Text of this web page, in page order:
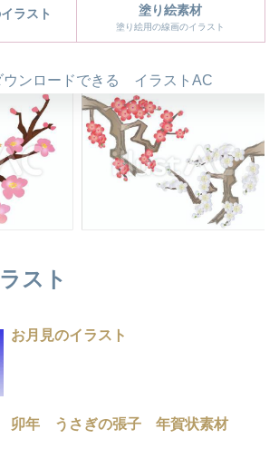
ラスト 塗り絵素材
塗り絵用の線画のイラスト
ウンロードできる イラストAC
スト
お月見のイラスト
卯年 うさぎの張子 年賀状素材